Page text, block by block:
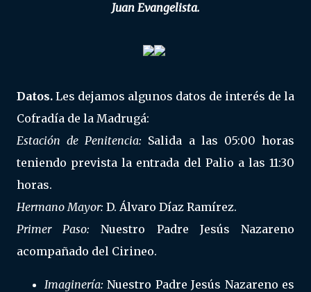
Juan Evangelista.
Datos. Les dejamos algunos datos de interés de la
Cofradía de la Madrugá:
Estación de Penitencia: Salida a las 05:00 horas
teniendo prevista la entrada del Palio a las 11:30
horas.
Hermano Mayor: D. Álvaro Díaz Ramírez.
Primer Paso:
Nuestro Padre Jesús Nazareno
acompañado del Cirineo.
Imaginería: Nuestro Padre Jesús Nazareno es